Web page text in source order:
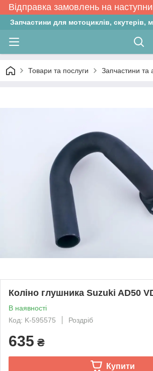
Відправка замовлень на
Запчастини для мотоциклів, скутерів,
Товари та послуги Запчастини та
Коліно глушника Suzuki AD50
В наявності
Код: K-595575
Роздріб
635 ₴
Купити